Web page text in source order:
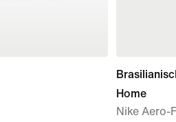
Home
Nike Aero-